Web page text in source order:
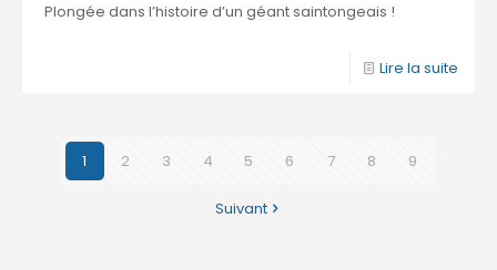
Plongée dans l’histoire d’un géant saintongeais !
Lire la suite
1 2 3 4 5 6 7 8 9
Suivant